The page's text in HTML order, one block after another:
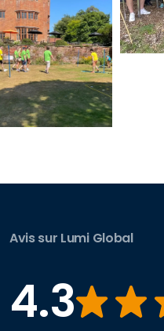
Avis sur Lumi Global
4.3